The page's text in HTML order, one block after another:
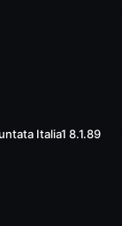
51:02
Italia1 8.1.89